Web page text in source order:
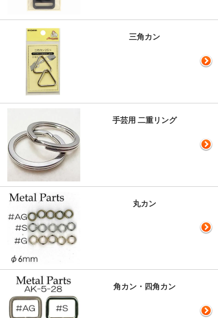
三角カン
手芸用 二重リング
丸カン
角カン・四角カン